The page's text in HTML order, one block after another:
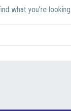
Κυψέλη
what you’re